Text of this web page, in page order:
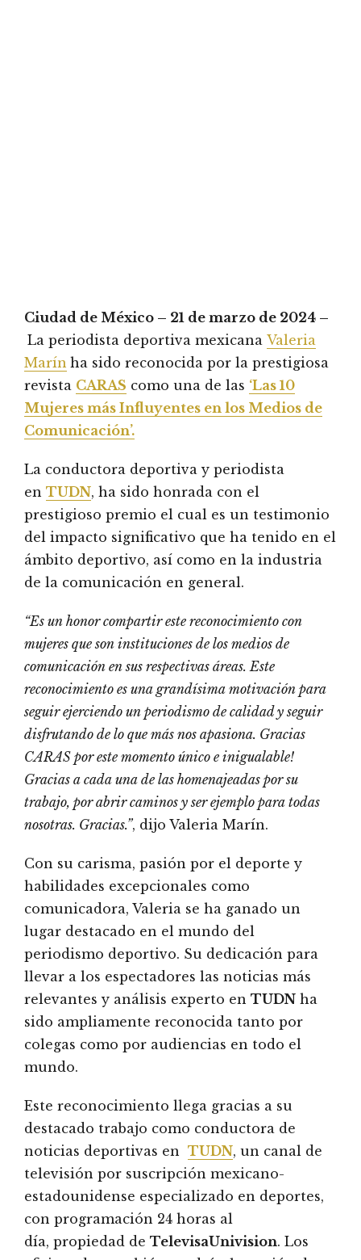
Ciudad de México – 21 de marzo de 2024 –
La periodista deportiva mexicana Valeria
Marín ha sido reconocida por la prestigiosa
revista CARAS como una de las ‘Las 10
Mujeres más Influyentes en los Medios de
Comunicación’.
La conductora deportiva y periodista
en TUDN, ha sido honrada con el
prestigioso premio el cual es un testimonio
del impacto significativo que ha tenido en el
ámbito deportivo, así como en la industria
de la comunicación en general.
“Es un honor compartir este reconocimiento con
mujeres que son instituciones de los medios de
comunicación en sus respectivas áreas. Este
reconocimiento es una grandísima motivación para
seguir ejerciendo un periodismo de calidad y seguir
disfrutando de lo que más nos apasiona. Gracias
CARAS por este momento único e inigualable!
Gracias a cada una de las homenajeadas por su
trabajo, por abrir caminos y ser ejemplo para todas
nosotras. Gracias.”, dijo Valeria Marín.
Con su carisma, pasión por el deporte y
habilidades excepcionales como
comunicadora, Valeria se ha ganado un
lugar destacado en el mundo del
periodismo deportivo. Su dedicación para
llevar a los espectadores las noticias más
relevantes y análisis experto en TUDN ha
sido ampliamente reconocida tanto por
colegas como por audiencias en todo el
mundo.
Este reconocimiento llega gracias a su
destacado trabajo como conductora de
noticias deportivas en TUDN, un canal de
televisión por suscripción mexicano-
estadounidense especializado en deportes,
con programación 24 horas al
día, propiedad de TelevisaUnivision. Los